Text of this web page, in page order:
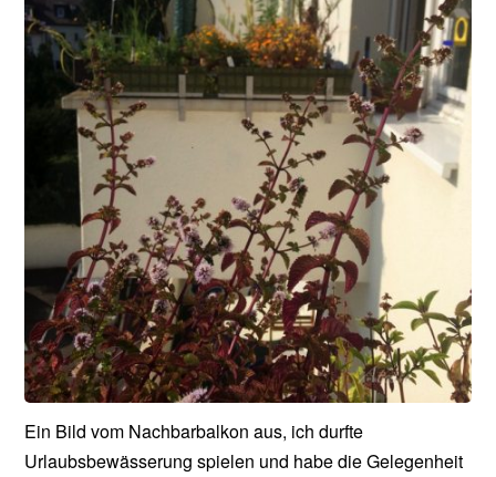
Ein Bild vom Nachbarbalkon aus, ich durfte
Urlaubsbewässerung spielen und habe die Gelegenheit